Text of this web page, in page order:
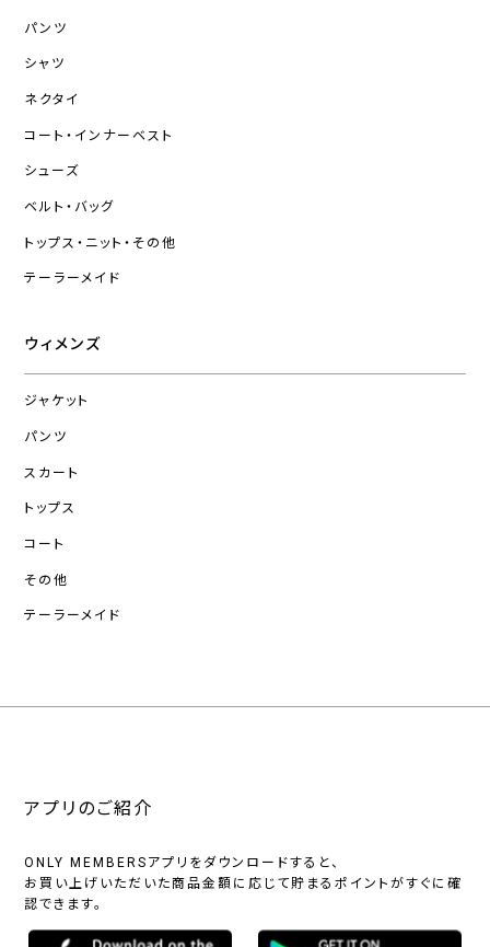
パンツ
シャツ
ネクタイ
コート・インナーベスト
シューズ
ベルト・バッグ
トップス・ニット・その他
テーラーメイド
ウィメンズ
ジャケット
パンツ
スカート
トップス
コート
その他
テーラーメイド
アプリのご紹介
ONLY MEMBERSアプリをダウンロードすると、
お買い上げいただいた商品金額に応じて貯まるポイントがすぐに確
認できます。